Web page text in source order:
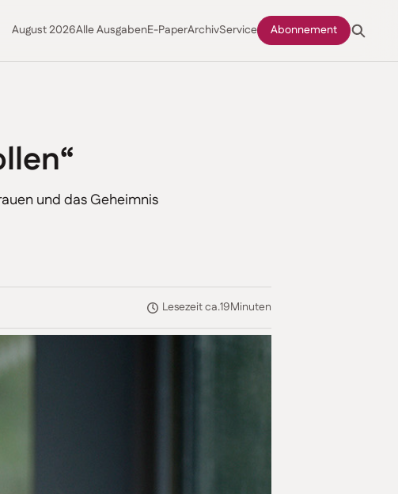
August 2026Alle AusgabenE-PaperArchivService Abonnement
und das Geheimnis
Lesezeit ca.19Minuten